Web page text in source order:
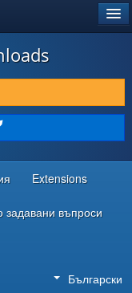
Extensions
задавани въпроси
Български